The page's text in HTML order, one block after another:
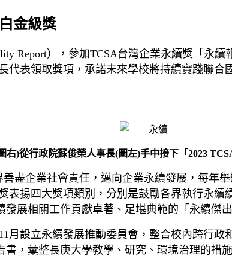
金級獎
Report），參加TCSA 台灣企業永續獎「永續
代表領取獎項，承諾未來學校將持續實踐聯合
右)從行政院蘇俊榮人事長(圖左)手中接下「2023
盡企業社會責任，邁向企業永續發展，每年
表揚四大獎項類別，分別是鼓勵各界執行永
展相關工作貢獻卓著、足堪典範的「永續傑
月設立永續發展推動委員會，整合校內跨行
，彙整長庚大學教學、研究、環境治理的措